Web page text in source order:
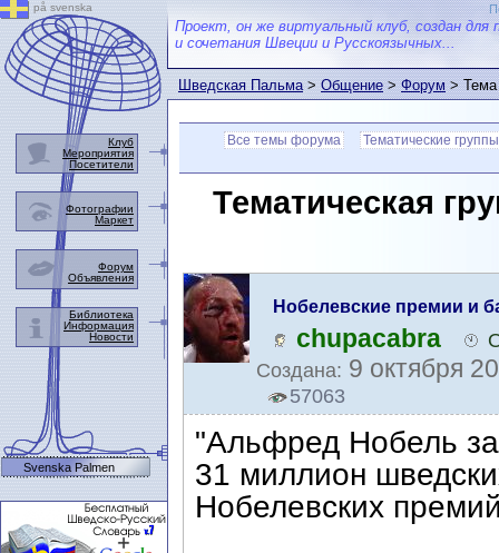
Проект, он же виртуальный клуб, создан для
и сочетания Швеции и Русскоязычных...
Шведская Пальма>Общение>Форум>
Все темы форума Тематические группы
Тематическая
Нобелевские премии и
chupacabra
Создана: 9 октября
57063
"Альфред Нобель
31 миллион
Нобелевских
på svenska
Клуб
Мероприятия
Посетители
Фотографии
Маркет
Форум
Объявления
Библиотека
Информация
Новости
Svenska Palmen